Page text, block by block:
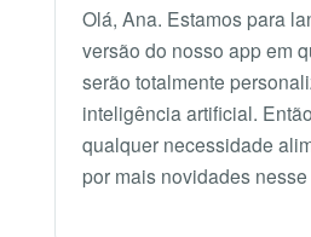
Olá, Ana. Estamos para
versão do nosso app em
serão totalmente
inteligência artificial.
qualquer necessidade
por mais novidades nesse